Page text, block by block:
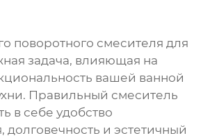
поворотного смесителя для
задача, влияющая на
вашей ванной
Правильный смеситель
в себе удобство
долговечность и эстетичный